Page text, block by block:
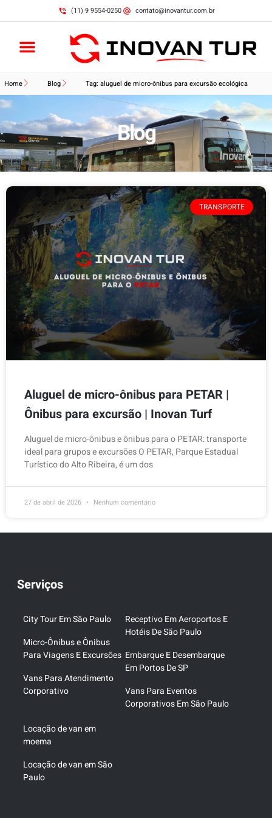
(11) 9 9554-0250 contato@inovantur.com.br
Home Blog Tag: aluguel de micro-ônibus para excursão ecológica
Blog
TRANSPORTE
Aluguel de micro-ônibus para PETAR |
Ônibus para excursão | Inovan Turf
Aluguel de micro-ônibus e ônibus para o PETAR: transporte
ideal para grupos e excursões O PETAR, Parque Estadual
Turístico do Alto Ribeira, é um dos
27 de abril de 2026 Nenhum comentário
Serviços
City Tour Em São Paulo
Micro-Ônibus e Ônibus
Para Viagens E Excursões
Vans Para Atendimento
Corporativo
Receptivo Em Aeroportos E
Hotéis De São Paulo
Embarque E Desembarque
Em Portos De SP
Vans Para Eventos
Corporativos Em São Paulo
Locação de van em
moema
Locação de van em São
Paulo